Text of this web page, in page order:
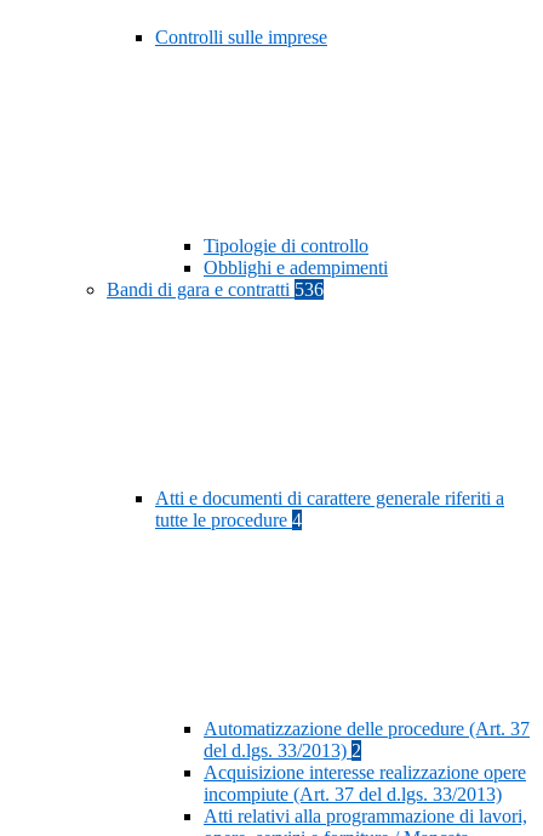
Controlli sulle imprese
Tipologie di controllo
Obblighi e adempimenti
Bandi di gara e contratti 536
Atti e documenti di carattere generale riferiti a
tutte le procedure 4
Automatizzazione delle procedure (Art. 37
del d.lgs. 33/2013) 2
Acquisizione interesse realizzazione opere
incompiute (Art. 37 del d.lgs. 33/2013)
Atti relativi alla programmazione di lavori,